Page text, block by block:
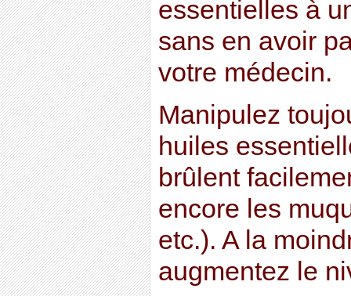
essentielles à
sans en avoir
votre médecin.
Manipulez
huiles
brûlent
encore les
etc.). A la
augmentez le